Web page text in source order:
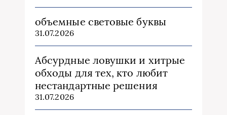
объемные световые буквы
31.07.2026
Абсурдные ловушки и хитрые
обходы для тех, кто любит
нестандартные решения
31.07.2026